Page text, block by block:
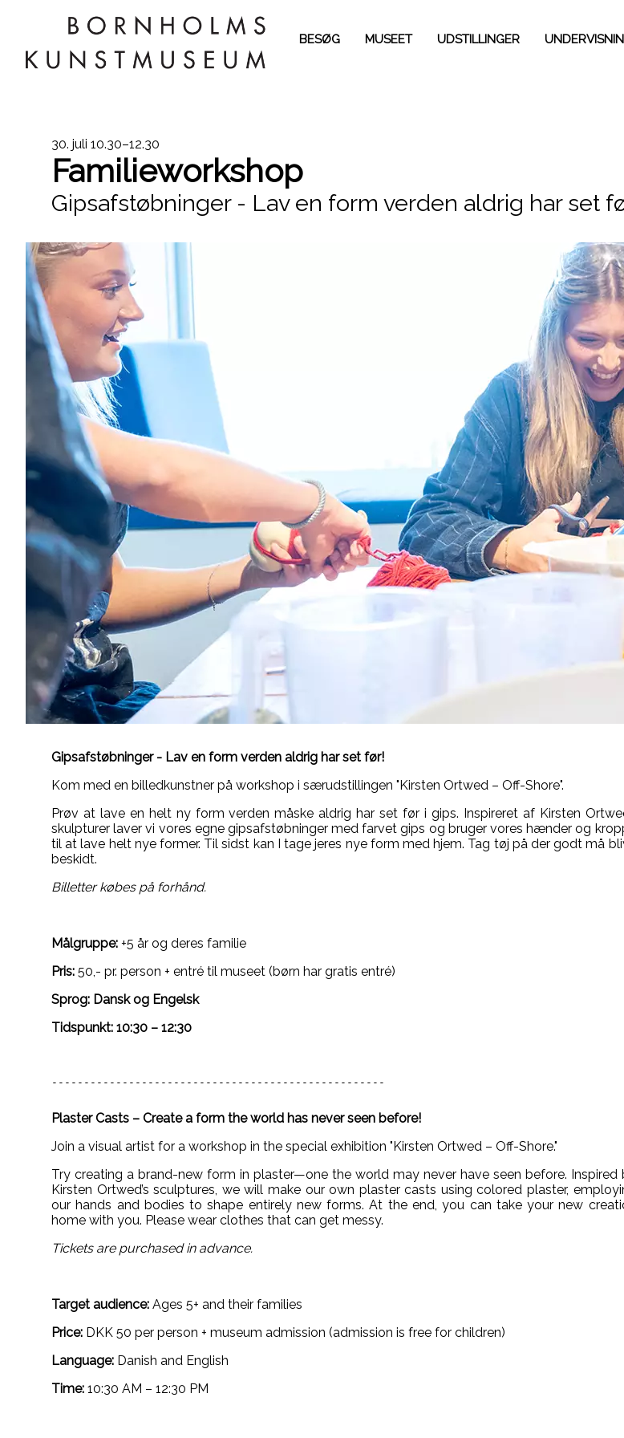
BESØG MUSEET UDSTILLINGER
Dato
og
klokkeslæt
30. juli 10.30–12.30
Familieworkshop
Gipsafstøbninger - Lav en form verden aldrig har set
Gipsafstøbninger - Lav en form verden aldrig har set før!
Kom med en billedkunstner på workshop i særudstillingen "Kirsten Ortwed – Off-Shore".
Prøv at lave en helt ny form verden måske aldrig har set før i gips. Inspireret af Kirsten
skulpturer laver vi vores egne gipsafstøbninger med farvet gips og bruger vores hænder og
til at lave helt nye former. Til sidst kan I tage jeres nye form med hjem. Tag tøj på der godt må
beskidt.
Billetter købes på forhånd.
Målgruppe: +5 år og deres familie
Pris: 50,- pr. person + entré til museet (børn har gratis entré)
Sprog: Dansk og Engelsk
Tidspunkt: 10:30 – 12:30
----------------------------------------------------
Plaster Casts – Create a form the world has never seen before!
Join a visual artist for a workshop in the special exhibition "Kirsten Ortwed – Off-Shore."
Try creating a brand-new form in plaster—one the world may never have seen before. Inspired
Kirsten Ortwed’s sculptures, we will make our own plaster casts using colored plaster,
our hands and bodies to shape entirely new forms. At the end, you can take your new
home with you. Please wear clothes that can get messy.
Tickets are purchased in advance.
Target audience: Ages 5+ and their families
Price: DKK 50 per person + museum admission (admission is free for children)
Language: Danish and English
Time: 10:30 AM – 12:30 PM